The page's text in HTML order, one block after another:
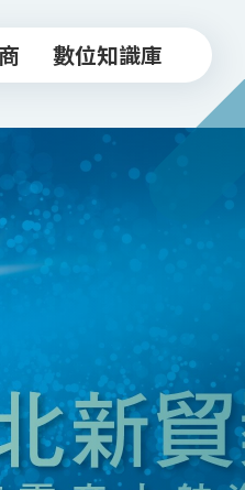
方案
作坊
數位知識庫
常見FAQ
知識文章